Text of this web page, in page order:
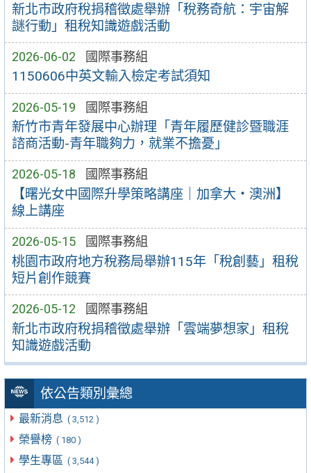
新北市政府稅捐稽徵處舉辦「稅務奇航：宇宙解
謎行動」租稅知識遊戲活動
2026-06-02 國際事務組
1150606中英文輸入檢定考試須知
2026-05-19 國際事務組
新竹市青年發展中心辦理「青年履歷健診暨職涯
諮商活動-青年職夠力，就業不擔憂」
2026-05-18 國際事務組
【曙光女中國際升學策略講座｜加拿大・澳洲】
線上講座
2026-05-15 國際事務組
桃園市政府地方稅務局舉辦115年「稅創藝」租稅
短片創作競賽
2026-05-12 國際事務組
新北市政府稅捐稽徵處舉辦「雲端夢想家」租稅
知識遊戲活動
依公告類別彙總
最新消息 ( 3,512 )
榮譽榜 ( 180 )
學生專區 ( 3,544 )